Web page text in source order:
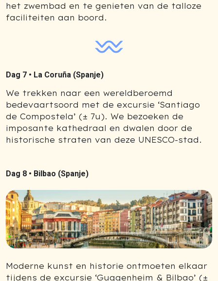
het zwembad en te genieten van de talloze
faciliteiten aan boord.
Dag 7 • La Coruña (Spanje)
We trekken naar een wereldberoemd
bedevaartsoord met de excursie ‘Santiago
de Compostela’ (± 7u). We bezoeken de
imposante kathedraal en dwalen door de
historische straten van deze UNESCO-stad.
Dag 8 • Bilbao (Spanje)
Moderne kunst en historie ontmoeten elkaar
tijdens de excursie ‘Guggenheim & Bilbao’ (±